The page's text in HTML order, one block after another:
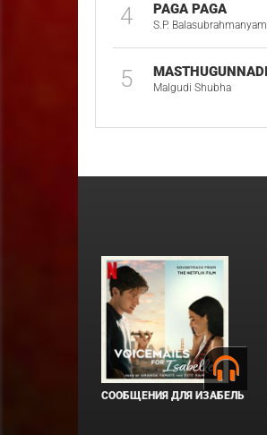
4 PAGA PAGA
S.P. Balasubrahmanyam
5 MASTHUGUNNADI
Malgudi Shubha
СООБЩЕНИЯ ДЛЯ ИЗАБЕЛЬ